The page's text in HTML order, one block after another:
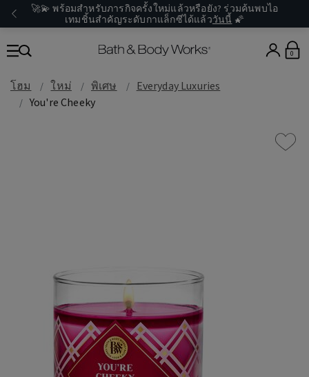
🚀💫 พร้อมสำหรับภารกิจครั้งใหม่แล้วหรือยัง? ร่วมค้นพบไอ
เทมชิ้นสำคัญระดับกาแล็กซีได้แล้ววันนี้ 🌠
0
โฮม ใหม่ พิเศษ
Everyday Luxuries
You're Cheeky